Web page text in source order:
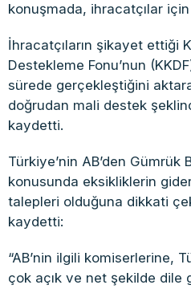
konuşmada, ihracatçılar için
İhracatçıların şikayet ettiği
Destekleme Fonu’nun
sürede gerçekleştiğini
doğrudan mali destek
kaydetti.
Türkiye’nin AB’den Gümrük
konusunda eksikliklerin
talepleri olduğuna dikkati
kaydetti:
“AB’nin ilgili komiserlerine,
çok açık ve net şekilde dile